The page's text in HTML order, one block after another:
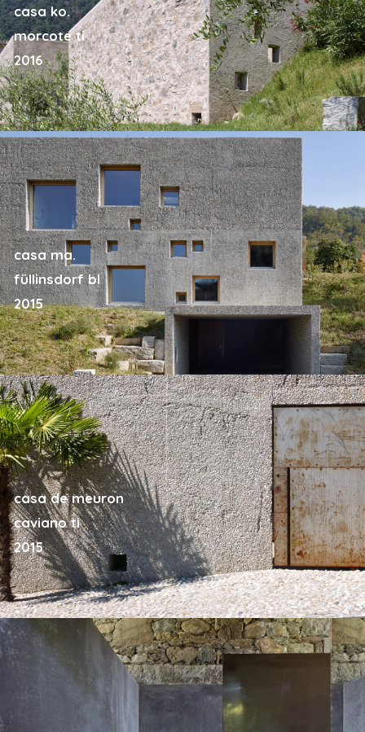
casa ko.
morcote ti
2016
casa ma.
füllinsdorf bl
2015
casa de meuron
caviano ti
2015